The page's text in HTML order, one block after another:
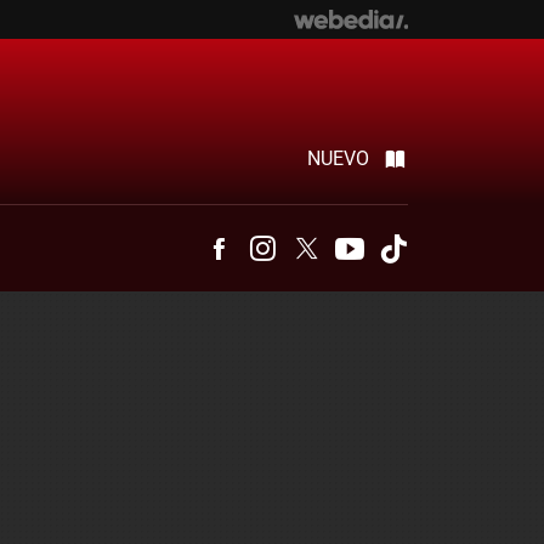
NUEVO
FacebookInstagram
Twitter Youtube